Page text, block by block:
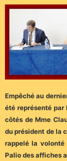
Empêché au
été représenté par
côtés de Mme
du président de la
rappelé la volonté
Palio des affiches